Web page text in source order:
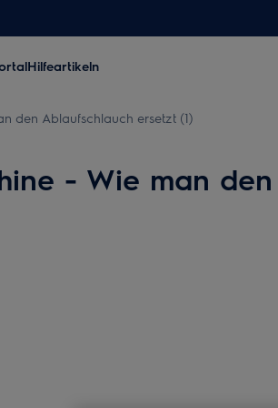
Hilfeartikeln
den Ablaufschlauch ersetzt (1)
- Wie man